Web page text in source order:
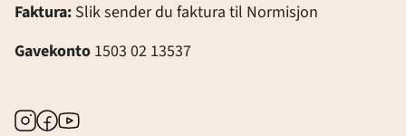
Faktura: Slik sender du faktura til Normisjon
Gavekonto 1503 02 13537
Instagram
Facebook
Youtube